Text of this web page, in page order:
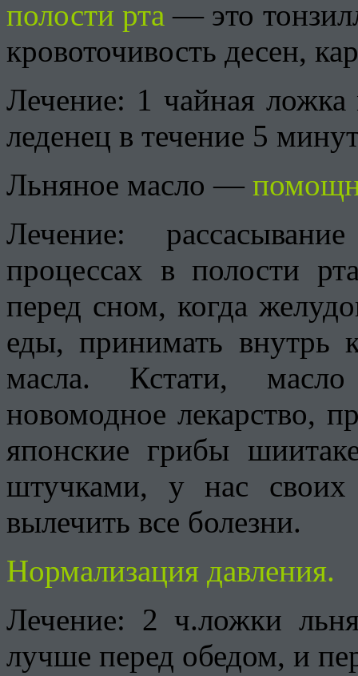
полости рта — это
кровоточивость десен,
Лечение: 1 чайная ложка
леденец в течение 5
Льняное масло —
Лечение:
процессах в полости
перед сном, когда
еды, принимать
масла. Кстати,
новомодное лекарство,
японские грибы
штучками, у нас своих
вылечить все болезни.
Нормализация давления.
Лечение: 2 ч.ложки
лучше перед обедом, и